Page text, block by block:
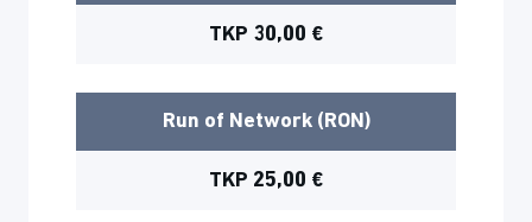
TKP 30,00 €
Run of Network (RON)
TKP 25,00 €